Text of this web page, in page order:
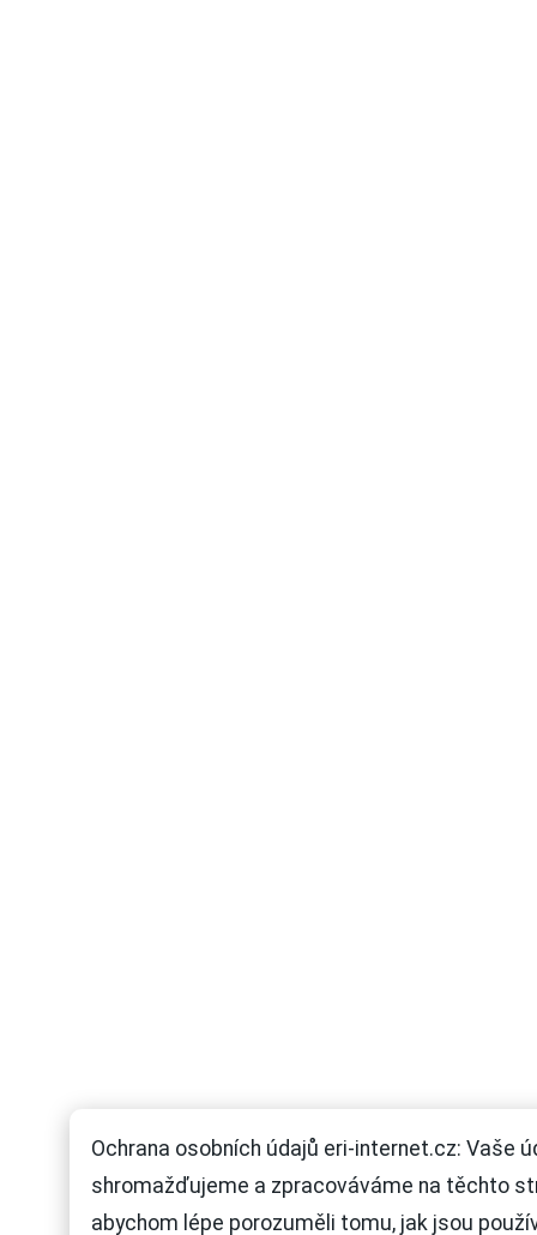
Ochrana osobních údajů eri-internet.cz: Vaše
shromažďujeme a zpracováváme na těchto
abychom lépe porozuměli tomu, jak jsou